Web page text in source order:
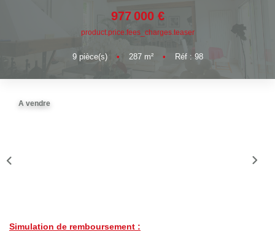
Estimation En Ligne
Biens Vendus
NOTRE AGENCE
EN
977 000 €
product.price.fees_charges.teaser
9pièce(s) • 287m² • Réf : 98
A vendre
Simulation de remboursement :